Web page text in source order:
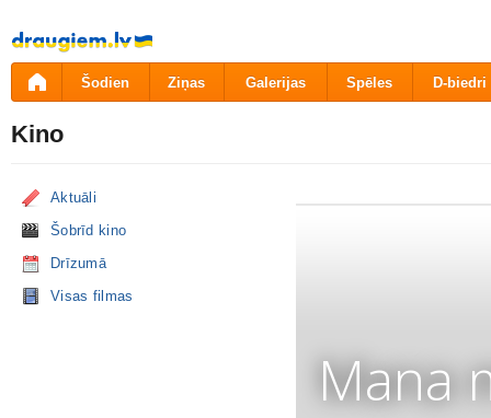
Pāriet
uz
saturu
Šodien Ziņas Galerijas Spēles D-biedri
Kino
Aktuāli
Šobrīd kino
Drīzumā
Visas filmas
Mana